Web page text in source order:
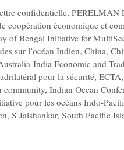
confidentielle,PERELMAN
coopération économique et
of Bengal Initiative for
sur l’océan Indien, China,
India Economic and
pour la sécurité, ECTA,
community, Indian Ocean
pour les océans Indo-
, S Jaishankar, South Pacific